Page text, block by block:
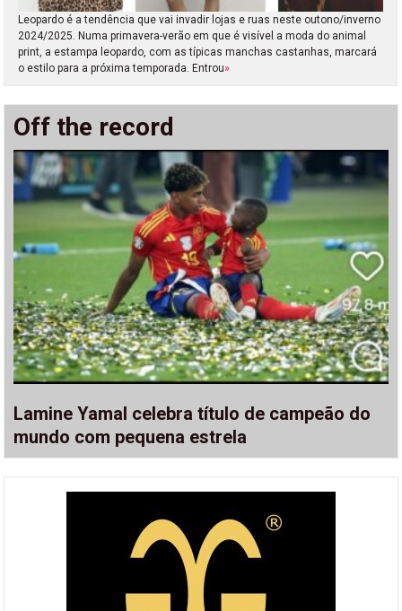
Leopardo é a tendência que vai invadir lojas e ruas neste outono/inverno
2024/2025. Numa primavera-verão em que é visível a moda do animal
print, a estampa leopardo, com as típicas manchas castanhas, marcará
o estilo para a próxima temporada. Entrou»
Off the record
Lamine Yamal celebra título de campeão do
mundo com pequena estrela